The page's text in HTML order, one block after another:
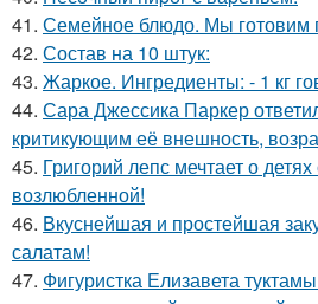
41. Семейное блюдо. Мы готовим
42. Состав на 10 штук:
43. Жаркое. Ингредиенты: - 1 кг
44. Сара Джессика Паркер
критикующим её внешность,
45. Григорий лепс мечтает о
возлюбленной!
46. Вкуснейшая и простейшая
салатам!
47. Фигуристка Елизавета